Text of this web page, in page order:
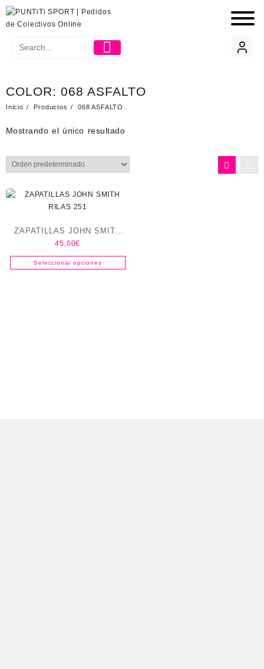
COLOR: 068 ASFALTO
Inicio Productos 068 ASFALTO
Mostrando el único resultado
ZAPATILLAS JOHN SMITH
RILAS 251
45,00€
Seleccionar opciones